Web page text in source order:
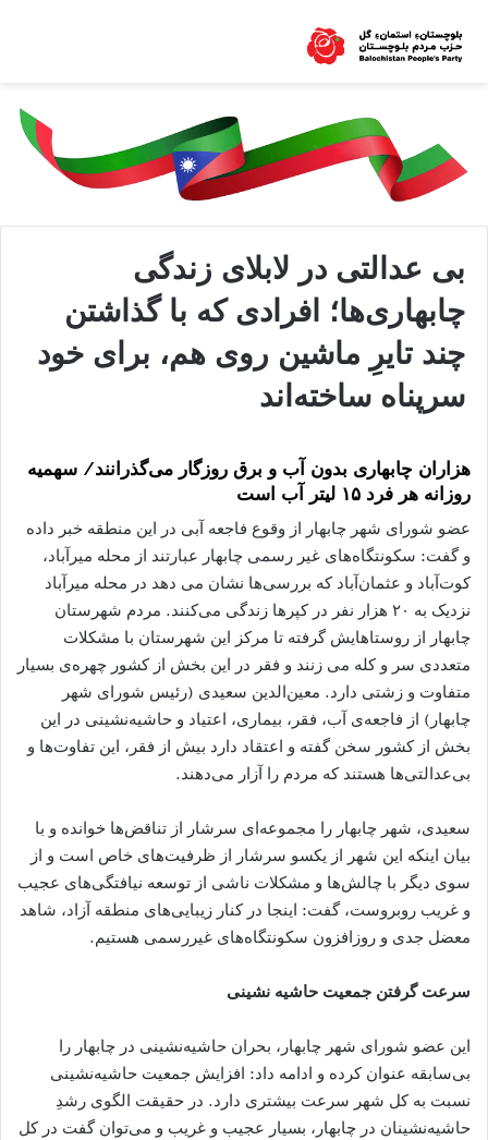
بی ‌عدالتی در لابلای زندگی
چابهاری‌ها؛ افرادی که با گذاشتن
چند تایرِ ماشین روی هم، برای خود
سرپناه ساخته‌اند
هزاران چابهاری بدون آب و برق روزگار می‌گذرانند/ سهمیه
روزانه هر فرد ۱۵ لیتر آب است
عضو شورای شهر چابهار از وقوع فاجعه آبی در این منطقه خبر داده
و گفت: سکونتگاه‌های غیر رسمی چابهار عبارتند از محله میرآباد،
کوت‌آباد و عثمان‌آباد که بررسی‌ها نشان می‌ دهد در محله میرآباد
نزدیک به ۲۰ هزار نفر در کپرها زندگی می‌کنند. مردم شهرستان
چابهار از روستاهایش گرفته تا مرکز این شهرستان با مشکلات
متعددی سر و کله می ‌زنند و فقر در این بخش از کشور چهره‌ی بسیار
متفاوت و زشتی دارد. معین‌الدین سعیدی (رئیس شورای شهر
چابهار) از فاجعه‌ی آب، فقر، بیماری، اعتیاد و حاشیه‌نشینی در این
بخش از کشور سخن گفته و اعتقاد دارد بیش از فقر، این تفاوت‌ها و
بی‌عدالتی‌ها هستند که مردم را آزار می‌دهند.
سعیدی، شهر چابهار را مجموعه‌ای سرشار از تناقض‌ها خوانده و با
بیان اینکه این شهر از یکسو سرشار از ظرفیت‌های خاص است و از
سوی دیگر با چالش‌ها و مشکلات ناشی از توسعه نیافتگی‌های عجیب
و غریب روبروست، گفت: اینجا در کنار زیبایی‌های منطقه آزاد، شاهد
معضل جدی و روزافزون سکونتگاه‌های غیررسمی هستیم.
سرعت گرفتن جمعیت حاشیه نشینی
این عضو شورای شهر چابهار، بحران حاشیه‌نشینی در چابهار را
بی‌سابقه عنوان کرده و ادامه داد: افزایش جمعیت حاشیه‌نشینی
نسبت به کل شهر سرعت بیشتری دارد. در حقیقت الگوی رشدِ
حاشیه‌نشینان در چابهار، بسیار عجیب و غریب و می‌توان گفت در کل